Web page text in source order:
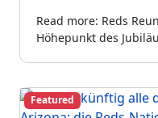
Read more: Reds
Höhepunkt des
Featured